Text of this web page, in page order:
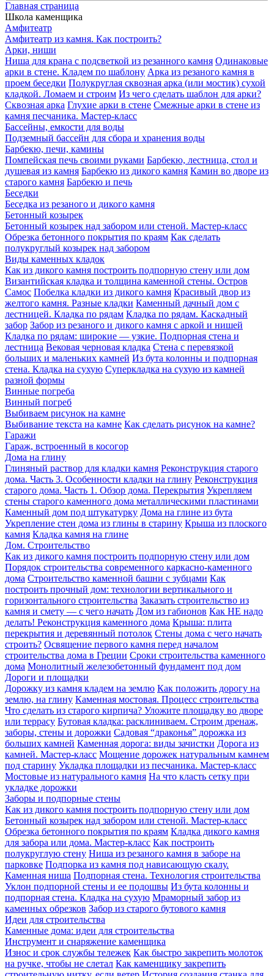
Главная страница
Школа каменщика
Амфитеатр
Амфитеатр из камня. Как построить?
Арки, ниши
Ниша для крана с подсветкой из резанного камня Одинаковые
арки в стене. Кладем по шаблону Арка из резаного камня в
проем беседки Полукруглая сквозная арка (или мостик) сухой
кладкой. Ломаем и строим Из чего сделать шаблон для арки?
Сквозная арка Глухие арки в стене Смежные арки в стене из
камня песчаника. Мастер-класс
Бассейны, емкости для воды
Подземный бассейн для сбора и хранения воды
Барбекю, печи, камины
Помпейская печь своими руками Барбекю, лестница, стол и
душевая из камня Барбекю из дикого камня Камин во дворе из
старого камня Барбекю и печь
Беседки
Беседка из резаного и дикого камня
Бетонный козырек
Бетонный козырек над забором или стеной. Мастер-класс
Обрезка бетонного покрытия по краям Как сделать
полукруглый козырек над забором
Виды каменных кладок
Как из дикого камня построить подпорную стену или дом
Византийская кладка и толщина каменной стены. Остров
Самос Побелка кладки из дикого камня Красивый двор из
желтого камня. Разные кладки Каменный дачный дом с
лестницей. Кладка по рядам Кладка по рядам. Каскадный
забор Забор из резаного и дикого камня с аркой и нишей
Кладка по рядам: широкие — узкие. Подпорная стена и
лестница Вековая черновая кладка Стена с перевязкой
больших и маленьких камней Из бута колонны и подпорная
стена. Кладка на сухую Суперкладка на сухую из камней
разной формы
Винные погреба
Винный погреб
Выбиваем рисунок на камне
Выбивание текста на камне Как сделать рисунок на камне?
Гаражи
Гараж, встроенный в косогор
Дома на глину
Глиняный раствор для кладки камня Реконструкция старого
дома. Часть 3. Особенности кладки на глину Реконструкция
старого дома. Часть 1. Обзор дома. Перекрытия Укрепляем
стены старого каменного дома металлическими пластинами
Каменный дом под штукатурку Дома на глине из бута
Укрепление стен дома из глины в старину Крыша из плоского
камня Кладка камня на глине
Дом. Строительство
Как из дикого камня построить подпорную стену или дом
Порядок строительства современного каркасно-каменного
дома Строительство каменной башни с зубцами Как
построить прочный дом: технологии вертикального и
горизонтального строительства Заказать строительство из
камня и смету — с чего начать Дом из габионов Как НЕ надо
делать! Реконструкция каменного дома Крыша: плита
перекрытия и деревянный потолок Стены дома с чего начать
строить? Освящение первого камня перед началом
строительства дома в Греции Сроки строительства каменного
дома Монолитный железобетонный фундамент под дом
Дороги и площадки
Дорожку из камня кладем на землю Как положить дорогу на
землю, на глину Каменная мостовая. Процесс строительства
Что сделать из старого кирпича? Уложите площадку во дворе
или террасу Бутовая кладка: расклиниваем. Строим дренаж,
заборы, стены и дорожки Садовая “драконья” дорожка из
больших камней Каменная дорога: виды зачистки Дорога из
камней. Мастер-класс Мощение дорожек натуральным камнем
под старину Укладка площадки из песчаника. Мастер-класс
Мостовые из натурального камня На что класть сетку при
укладке дорожки
Заборы и подпорные стены
Как из дикого камня построить подпорную стену или дом
Бетонный козырек над забором или стеной. Мастер-класс
Обрезка бетонного покрытия по краям Кладка дикого камня
для забора или дома. Мастер-класс Как построить
полукруглую стену Ниша из резаного камня в заборе на
парковке Подпорка из камня под нависающую скалу.
Каменная ниша Подпорная стена. Технология строительства
Уклон подпорной стены и ее подошвы Из бута колонны и
подпорная стена. Кладка на сухую Мраморный забор из
каменных обрезков Забор из старого бутового камня
Идеи для строительства
Каменные дома: идеи для строительства
Инструмент и снаряжение каменщика
Износ и срок службы тележек Как быстро закрепить молоток
на ручке, чтобы не слетал Как каменщику закрепить